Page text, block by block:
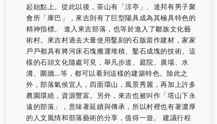
起始點上。從此以後，茶山有「涼亭」、達邦有男子聚
會所「庫巴」，來吉則有了巨型陽具成為其極具特色的
精神指標。 進入來吉部落，也等於進入了鄒族文化藝
術村。來吉村過去大量使用鑿刻的石版當作建材，家家
戶戶都具有將河床石塊搬運堆積、鑿石成塊的技術。這
樣的石頭文化隨處可見，舉凡步道、庭院、廣場、水
溝、圍牆…等，都可以看到這樣的建築特色。除此之
外，部落氣侯宜人，四面環山，風景秀麗，再加上許多
農園環繞，資源豐富。另外，來吉也被叫作「塔山下永
遠的部落」，意味著延續與傳承，所以村裡也有著濃厚
的人文風情和部落藝術的分享，值得一遊。 建議行程